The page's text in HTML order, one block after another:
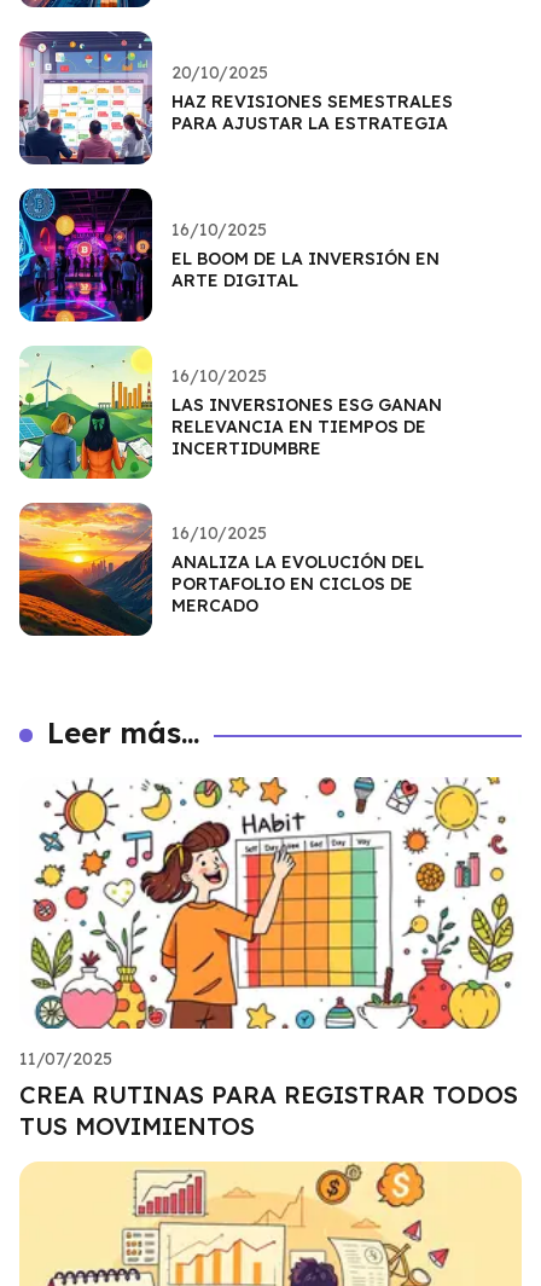
20/10/2025
HAZ REVISIONES SEMESTRALES
PARA AJUSTAR LA ESTRATEGIA
16/10/2025
EL BOOM DE LA INVERSIÓN EN
ARTE DIGITAL
16/10/2025
LAS INVERSIONES ESG GANAN
RELEVANCIA EN TIEMPOS DE
INCERTIDUMBRE
16/10/2025
ANALIZA LA EVOLUCIÓN DEL
PORTAFOLIO EN CICLOS DE
MERCADO
Leer más...
11/07/2025
CREA RUTINAS PARA REGISTRAR TODOS
TUS MOVIMIENTOS